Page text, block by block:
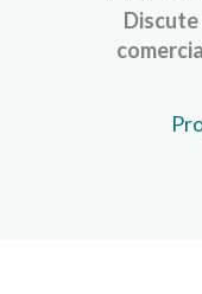
Discute